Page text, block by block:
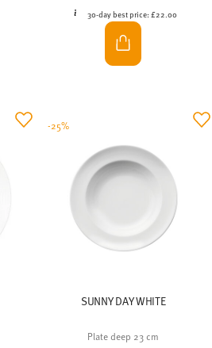
30-day best price: £22.00
SUNNY DAY WHITE
Plate deep 23 cm
-25%